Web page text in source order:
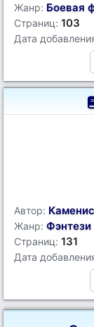
Жанр: Боевая
Страниц: 103
Дата
Автор:
Жанр: Фэнтези
Страниц: 131
Дата